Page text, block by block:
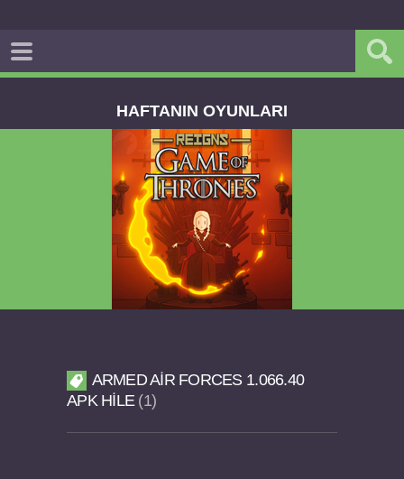
HAFTANIN OYUNLARI
ARMED AIR FORCES 1.066.40
APK HILE 1